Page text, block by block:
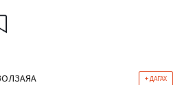
+ ДАГАХ